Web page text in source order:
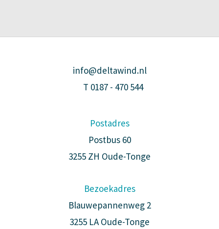
info@deltawind.nl
T 0187 - 470 544
Postadres
Postbus 60
3255 ZH Oude-Tonge
Bezoekadres
Blauwepannenweg 2
3255 LA Oude-Tonge